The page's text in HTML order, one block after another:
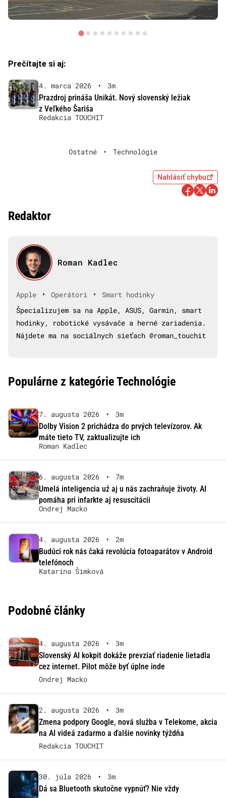
Prečítajte si aj:
4. marca 2026 •
3m
Prazdroj prináša Unikát. Nový slovenský ležiak
z Veľkého Šariša
Redakcia TOUCHIT
Ostatné • Technológie
Nahlásiť chybu
Redaktor
Roman Kadlec
Apple • Operátori •
Smart hodinky
Špecializujem sa na Apple, ASUS, Garmin, smart
hodinky, robotické vysávače a herné zariadenia.
Nájdete ma na sociálnych sieťach @roman_touchit
Populárne z kategórie Technológie
7. augusta 2026 •
3m
Dolby Vision 2 prichádza do prvých televízorov. Ak
máte tieto TV, zaktualizujte ich
Roman Kadlec
6. augusta 2026 •
7m
Umelá inteligencia už aj u nás zachraňuje životy. AI
pomáha pri infarkte aj resuscitácii
Ondrej Macko
4. augusta 2026 •
2m
Budúci rok nás čaká revolúcia fotoaparátov v Android
telefónoch
Katarína Šimková
Podobné články
4. augusta 2026 •
3m
Slovenský AI kokpit dokáže prevziať riadenie lietadla
cez internet. Pilot môže byť úplne inde
Ondrej Macko
2. augusta 2026 •
3m
Zmena podpory Google, nová služba v Telekome, akcia
na AI videá zadarmo a ďalšie novinky týždňa
Redakcia TOUCHIT
30. júla 2026 •
3m
Dá sa Bluetooth skutočne vypnúť? Nie vždy